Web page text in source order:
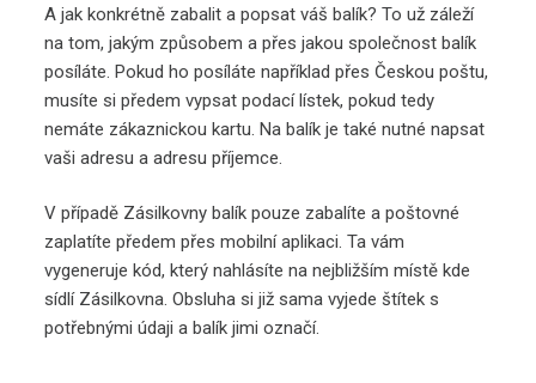
A jak konkrétně zabalit a popsat váš balík? To už záleží
na tom, jakým způsobem a přes jakou společnost balík
posíláte. Pokud ho posíláte například přes Českou poštu,
musíte si předem vypsat podací lístek, pokud tedy
nemáte zákaznickou kartu. Na balík je také nutné napsat
vaši adresu a adresu příjemce.
V případě Zásilkovny balík pouze zabalíte a poštovné
zaplatíte předem přes mobilní aplikaci. Ta vám
vygeneruje kód, který nahlásíte na nejbližším místě kde
sídlí Zásilkovna. Obsluha si již sama vyjede štítek s
potřebnými údaji a balík jimi označí.